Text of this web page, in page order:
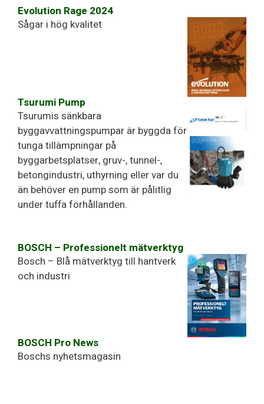
Evolution Rage 2024
Sågar i hög kvalitet
Tsurumi Pump
Tsurumis sänkbara
byggavvattningspumpar är byggda för
tunga tillämpningar på
byggarbetsplatser, gruv-, tunnel-,
betongindustri, uthyrning eller var du
än behöver en pump som är pålitlig
under tuffa förhållanden.
BOSCH – Professionelt mätverktyg
Bosch – Blå mätverktyg till hantverk
och industri
BOSCH Pro News
Boschs nyhetsmagasin